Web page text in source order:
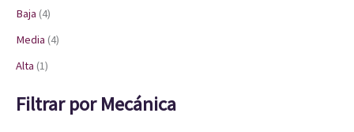
Baja (4)
Media (4)
Alta (1)
Filtrar por Mecánica